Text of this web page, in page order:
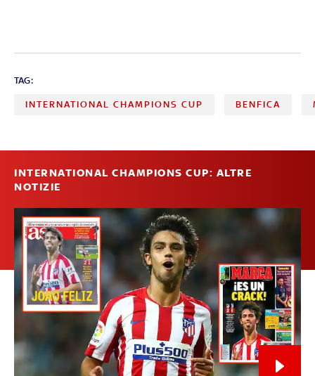
TAG:
INTERNATIONAL CHAMPIONS CUP BENFICA
INTERNATIONAL CHAMPIONS CUP: ALTRE
NOTIZIE